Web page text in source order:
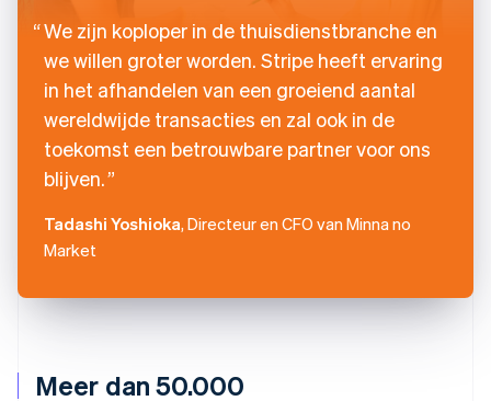
Meer dan 50.000
We zijn koploper in de thuisdienstbranche en
we willen groter worden. Stripe heeft ervaring
in het afhandelen van een groeiend aantal
wereldwijde transacties en zal ook in de
toekomst een betrouwbare partner voor ons
blijven.
Tadashi Yoshioka, Directeur en CFO van Minna no
Market